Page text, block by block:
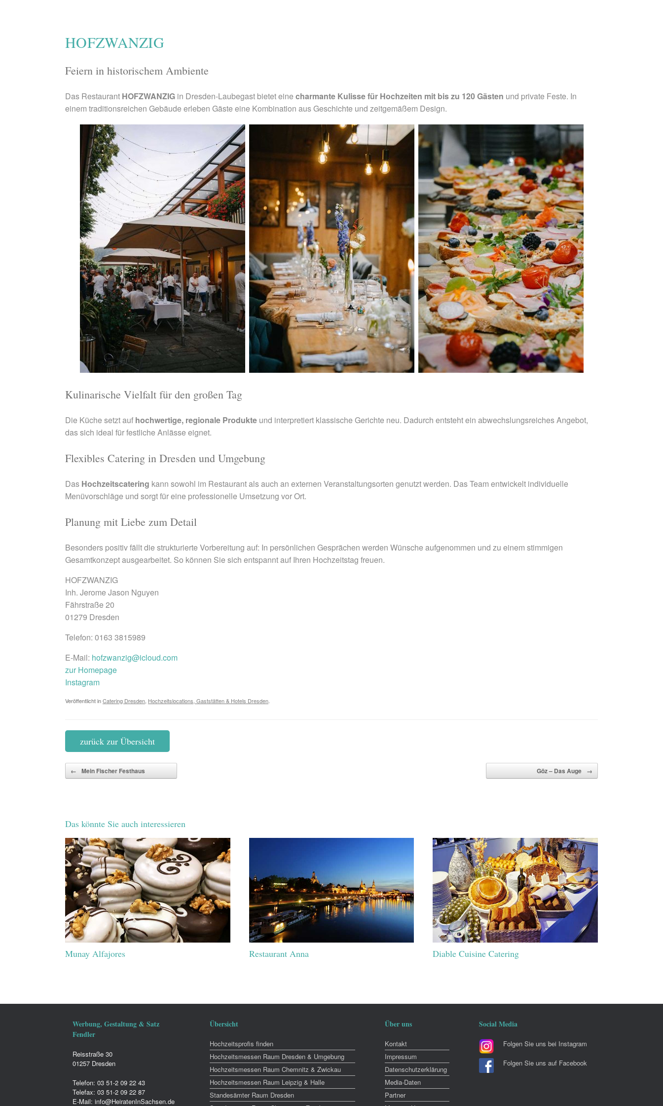
HOFZWANZIG
Feiern in historischem Ambiente
Das Restaurant HOFZWANZIG in Dresden-Laubegast bietet eine charmante Kulisse für Hochzeiten mit bis zu 120 Gästen und private Feste. In
einem traditionsreichen Gebäude erleben Gäste eine Kombination aus Geschichte und zeitgemäßem Design.
Kulinarische Vielfalt für den großen Tag
Die Küche setzt auf hochwertige, regionale Produkte und interpretiert klassische Gerichte neu. Dadurch entsteht ein abwechslungsreiches Angebot,
das sich ideal für festliche Anlässe eignet.
Flexibles Catering in Dresden und Umgebung
Das Hochzeitscatering kann sowohl im Restaurant als auch an externen Veranstaltungsorten genutzt werden. Das Team entwickelt individuelle
Menüvorschläge und sorgt für eine professionelle Umsetzung vor Ort.
Planung mit Liebe zum Detail
Besonders positiv fällt die strukturierte Vorbereitung auf: In persönlichen Gesprächen werden Wünsche aufgenommen und zu einem stimmigen
Gesamtkonzept ausgearbeitet. So können Sie sich entspannt auf Ihren Hochzeitstag freuen.
HOFZWANZIG
Inh. Jerome Jason Nguyen
Fährstraße 20
01279 Dresden
Telefon: 0163 3815989
E-Mail: hofzwanzig@icloud.com
zur Homepage
Instagram
Veröffentlicht inCatering Dresden Hochzeitslocations, Gaststätten & Hotels Dresden
zurück zur Übersicht
Beitragsnavigation
← Mein Fischer Festhaus Göz – Das Auge →
Das könnte Sie auch interessieren
Munay Alfajores Restaurant Anna Diable Cuisine Catering
Werbung, Gestaltung & Satz
Fendler
Reisstraße 30
01257 Dresden
Telefon: 03 51-2 09 22 43
Telefax: 03 51-2 09 22 87
E-Mail: info@HeiratenInSachsen.de
Übersicht
Hochzeitsprofis finden
Hochzeitsmessen Raum Dresden & Umgebung
Hochzeitsmessen Raum Chemnitz & Zwickau
Hochzeitsmessen Raum Leipzig & Halle
Standesämter Raum Dresden
Über uns
Kontakt
Impressum
Datenschutzerklärung
Media-Daten
Partner
Social Media
Folgen Sie uns bei Instagram
Folgen Sie uns auf Facebook